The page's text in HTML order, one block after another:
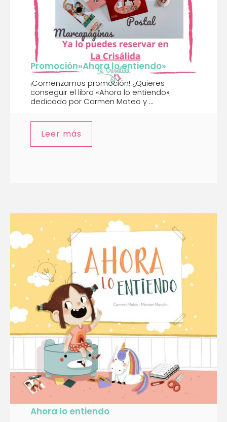
Promoción»Ahora lo entiendo»
¡Comenzamos promoción! ¿Quieres
conseguir el libro «Ahora lo entiendo»
dedicado por Carmen Mateo y ...
Leer más
Ahora lo entiendo